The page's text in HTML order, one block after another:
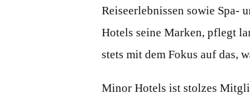
Reiseerlebnissen sowie Spa-
Hotels seine Marken, pflegt
stets mit dem Fokus auf das,
Minor Hotels ist stolzes